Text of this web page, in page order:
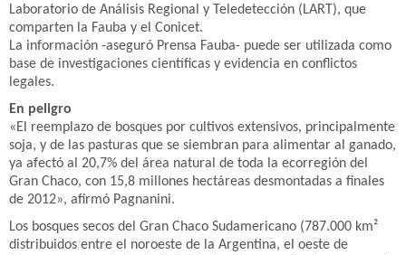
Laboratorio de Análisis Regional y Teledetección (LART), que
comparten la Fauba y el Conicet.
La información -aseguró Prensa Fauba- puede ser utilizada como
base de investigaciones científicas y evidencia en conflictos
legales.
En peligro
«El reemplazo de bosques por cultivos extensivos, principalmente
soja, y de las pasturas que se siembran para alimentar al ganado,
ya afectó al 20,7% del área natural de toda la ecorregión del
Gran Chaco, con 15,8 millones hectáreas desmontadas a finales
de 2012», afirmó Pagnanini.
Los bosques secos del Gran Chaco Sudamericano (787.000 km²
distribuidos entre el noroeste de la Argentina, el oeste de